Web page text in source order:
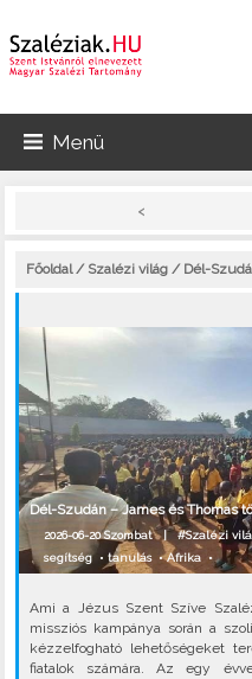
Menü
<
Főoldal/ Szalézi világ / Dél-
Dél-Szudán – James és Thomas
2026-06-20 Szombat |#Szalézi
segítség•tanulás•Afrika •
Ami a Jézus Szent Szíve
missziós kampánya során a
kézzelfogható lehetőségeket
fiatalok számára. Az egy